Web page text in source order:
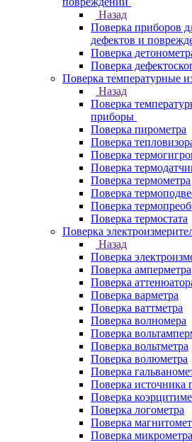
Назад
Поверка приборов
дефектов и
Поверка
Поверка
Поверка температурные
Назад
Поверка
приборы
Поверка пирометра
Поверка
Поверка
Поверка
Поверка термометра
Поверка
Поверка
Поверка термостата
Поверка
Назад
Поверка
Поверка амперметра
Поверка
Поверка варметра
Поверка ваттметра
Поверка волномера
Поверка
Поверка вольтметра
Поверка волюметра
Поверка
Поверка источника
Поверка
Поверка логометра
Поверка
Поверка микрометра